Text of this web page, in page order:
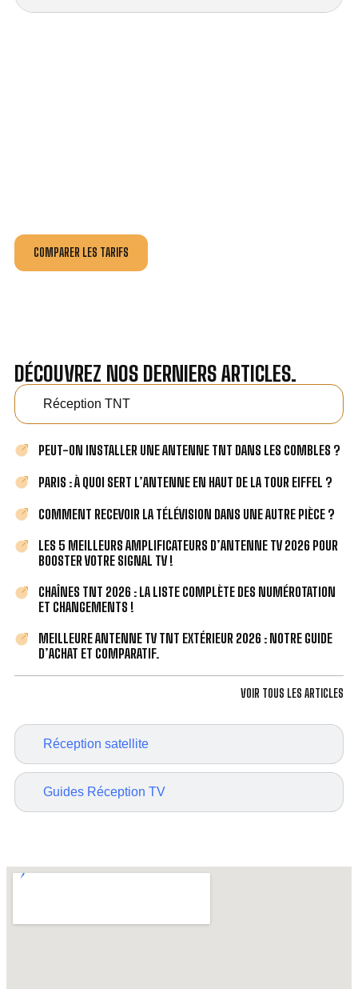
COMPARER LES TARIFS
DÉCOUVREZ NOS DERNIERS ARTICLES.
Réception TNT
Réception satellite
Guides Réception TV
PEUT-ON INSTALLER UNE ANTENNE TNT DANS LES COMBLES ?
PARIS : À QUOI SERT L’ANTENNE EN HAUT DE LA TOUR EIFFEL ?
COMMENT RECEVOIR LA TÉLÉVISION DANS UNE AUTRE PIÈCE ?
LES 5 MEILLEURS AMPLIFICATEURS D’ANTENNE TV 2026 POUR
BOOSTER VOTRE SIGNAL TV !
CHAÎNES TNT 2026 : LA LISTE COMPLÈTE DES NUMÉROTATION
ET CHANGEMENTS !
MEILLEURE ANTENNE TV TNT EXTÉRIEUR 2026 : NOTRE GUIDE
D’ACHAT ET COMPARATIF.
VOIR TOUS LES ARTICLES